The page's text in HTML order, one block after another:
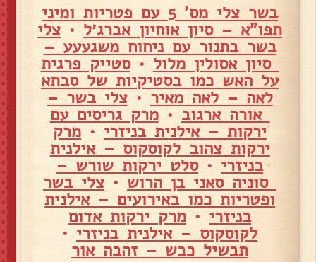
בשר צלי מס' 5 עם פטריות ומיני
תפו"א – סיון אוחיון אברג׳ל • צלי
בשר בתנור עם ניחוח משגעעע –
סיון אסולין מלול •סטייק פרגית
על האש כמו בסטיקיות של סבתא
לאה – לאה מאיר •צלי בשר –
אורה ארגוב •מרק גריסים עם
ירקות – אילנית בניזרי • מרק
ירקות צהוב לקוסקוס – אילנית
בניזרי •סלט ירקות שורש –
סוניה סאני בן הרוש • צלי בשר
ופטריות כמו באירועים – אילנית
בניזרי • מרק ירקות אדום
לקוסקוס – אילנית בניזרי •
תבשיל כבש – זהבה אור